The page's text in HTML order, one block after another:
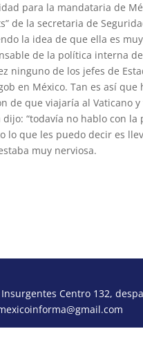
para la mandataria de
de la secretaria de
la idea de que ella es
de la política interna
ninguno de los jefes de
en México. Tan es así
de que viajaría al Vaticano
dijo: “todavía no hablo con
lo que les puedo decir es
muy nerviosa.
Centro 132,